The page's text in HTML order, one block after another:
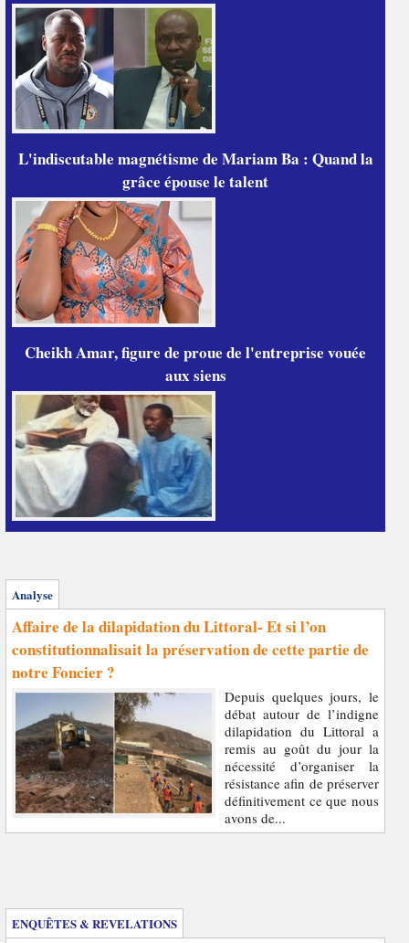
L'indiscutable magnétisme de Mariam Ba : Quand la
grâce épouse le talent
Cheikh Amar, figure de proue de l'entreprise vouée
aux siens
Analyse
Affaire de la dilapidation du Littoral- Et si l’on
constitutionnalisait la préservation de cette partie de
notre Foncier ?
Depuis quelques jours, le
débat autour de l’indigne
dilapidation du Littoral a
remis au goût du jour la
nécessité d’organiser la
résistance afin de préserver
définitivement ce que nous
avons de...
ENQUÊTES & REVELATIONS